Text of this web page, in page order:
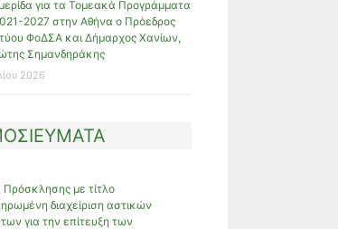
για τα Τομεακά Προγράμματα
2027 στην Αθήνα ο Πρόεδρος
ΦοΔΣΑ και Δήμαρχος Χανίων,
Σημανδηράκης
2026
με τίτλο
διαχείριση αστικών
για την επίτευξη των